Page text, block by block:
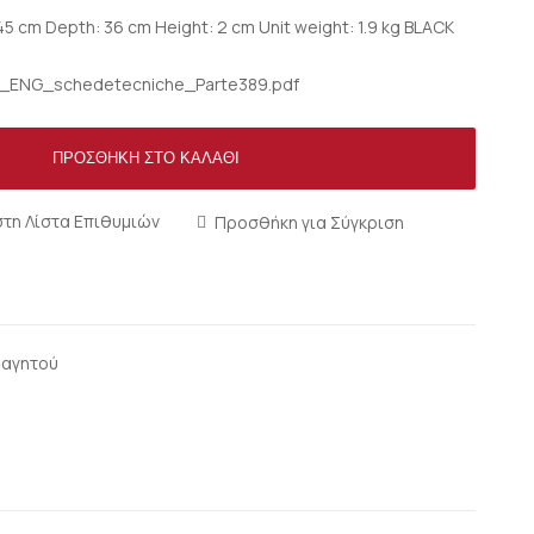
cm Depth: 36 cm Height: 2 cm Unit weight: 1.9 kg BLACK
ΠΡΟΣΘΉΚΗ ΣΤΟ ΚΑΛΆΘΙ
Λίστα Επιθυμιών Προσθήκη για Σύγκριση